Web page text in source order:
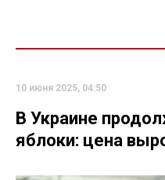
10 июня 2025, 04:50
В Украине
яблоки: цена